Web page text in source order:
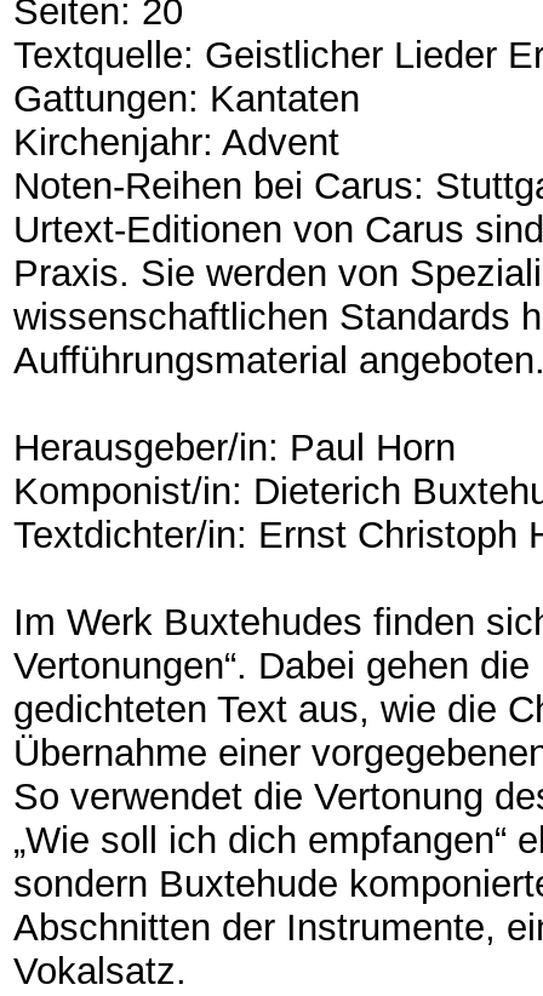
Seiten: 20
Textquelle: Geistlicher Lieder
Gattungen: Kantaten
Kirchenjahr: Advent
Noten-Reihen bei Carus:
Urtext-Editionen von Carus
Praxis. Sie werden von
wissenschaftlichen Standards
Aufführungsmaterial
Herausgeber/in: Paul Horn
Komponist/in: Dieterich
Textdichter/in: Ernst Christoph
Im Werk Buxtehudes finden
Vertonungen“. Dabei gehen
gedichteten Text aus, wie die
Übernahme einer
So verwendet die Vertonung
„Wie soll ich dich empfangen“
sondern Buxtehude
Abschnitten der Instrumente,
Vokalsatz.